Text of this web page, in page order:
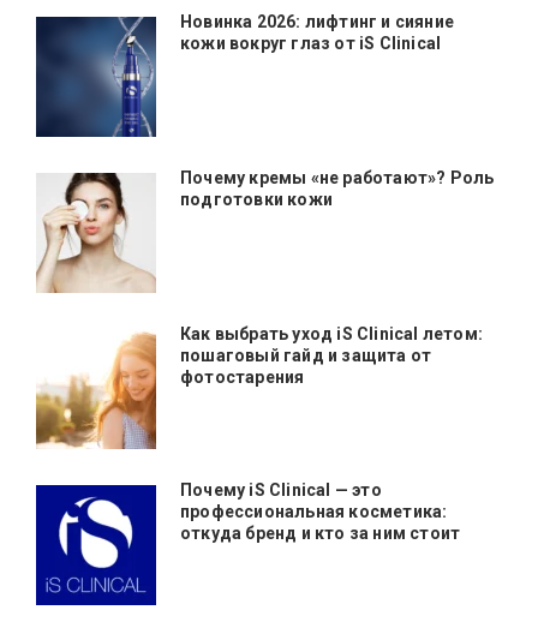
Новинка 2026: лифтинг и сияние
кожи вокруг глаз от iS Clinical
Почему кремы «не работают»? Роль
подготовки кожи
Как выбрать уход iS Clinical летом:
пошаговый гайд и защита от
фотостарения
Почему iS Clinical — это
профессиональная косметика:
откуда бренд и кто за ним стоит